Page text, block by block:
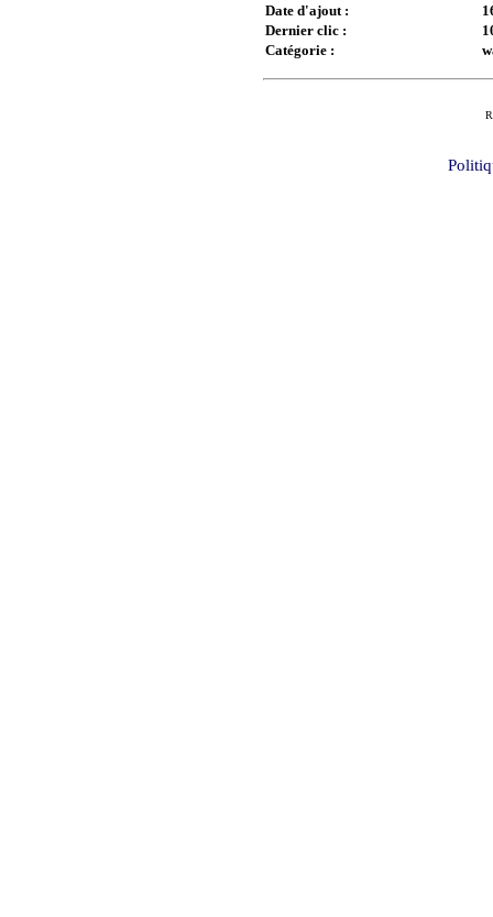
Date d'ajout :
Dernier clic :
Catégorie :